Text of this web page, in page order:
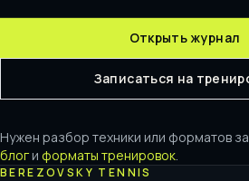
Открыть журнал
Записаться на
Нужен разбор техники или форматов
блог и форматы тренировок.
BEREZOVSKY TENNIS